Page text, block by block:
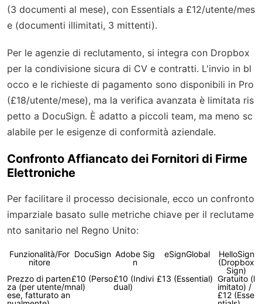
(3 documenti al mese), con Essentials a £12/utente/mes
e (documenti illimitati, 3 mittenti).
Per le agenzie di reclutamento, si integra con Dropbox
per la condivisione sicura di CV e contratti. L'invio in bl
occo e le richieste di pagamento sono disponibili in Pro
(£18/utente/mese), ma la verifica avanzata è limitata ris
petto a DocuSign. È adatto a piccoli team, ma meno sc
alabile per le esigenze di conformità aziendale.
Confronto Affiancato dei Fornitori di Firme
Elettroniche
Per facilitare il processo decisionale, ecco un confronto
imparziale basato sulle metriche chiave per il reclutame
nto sanitario nel Regno Unito:
Funzionalità/For
nitore
DocuSign Adobe Sig
n
eSignGlobal
HelloSign
(Dropbox
Sign)
Prezzo di parten
za (per utente/m
ese, fatturato an
£10 (Perso
nal)
£10 (Indivi
dual)
£13 (Essential) Gratuito (l
imitato) /
£12 (Esse